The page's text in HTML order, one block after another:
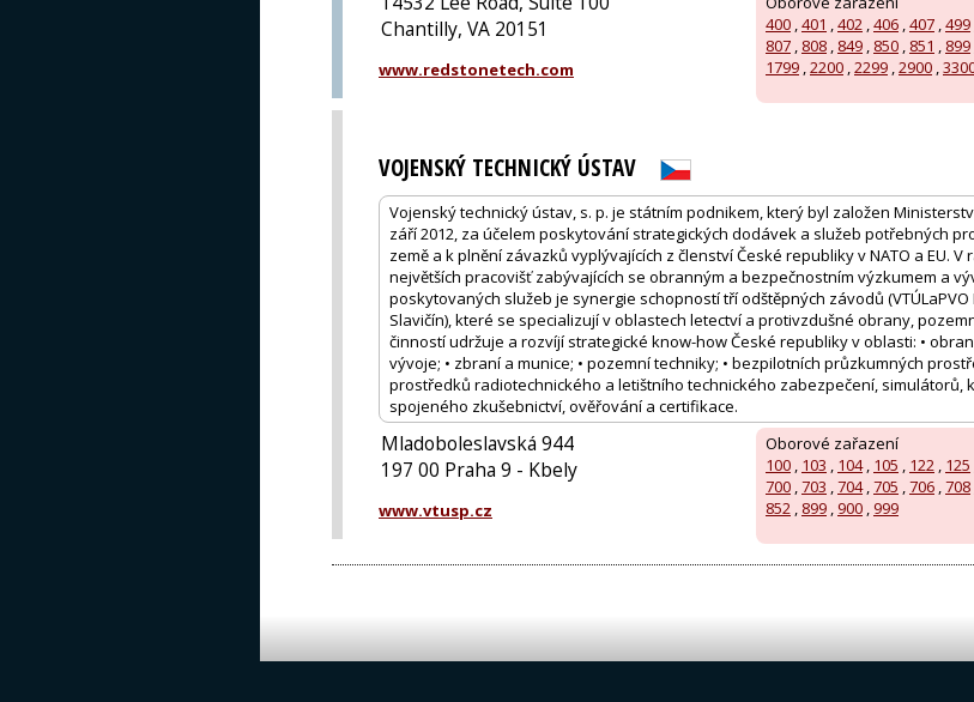
400 ,401 ,402 ,406 ,407 ,499
807 , 808 , 849 , 850 , 851 , 899
1799 ,2200 ,2299 ,2900 ,
Chantilly, VA 20151
www.redstonetech.com
VOJENSKÝ TECHNICKÝ ÚSTAV
Vojenský technický ústav, s. p. je státním podnikem, který byl založen
září 2012, za účelem poskytování strategických dodávek a služeb potřebných
země a k plnění závazků vyplývajících z členství České republiky v NATO a EU.
největších pracovišť zabývajících se obranným a bezpečnostním výzkumem a
poskytovaných služeb je synergie schopností tří odštěpných závodů (VTÚLaPVO
Slavičín), které se specializují v oblastech letectví a protivzdušné obrany,
činností udržuje a rozvíjí strategické know-how České republiky v oblasti: •
vývoje; • zbraní a munice; • pozemní techniky; • bezpilotních průzkumných
prostředků radiotechnického a letištního technického zabezpečení, simulátorů,
spojeného zkušebnictví, ověřování a certifikace.
Oborové zařazení
100 , 103 , 104, 105 , 122 , 125
700 ,703 ,704,705 ,706 ,708
852 , 899 , 900 , 999
Mladoboleslavská 944
197 00 Praha 9 - Kbely
www.vtusp.cz